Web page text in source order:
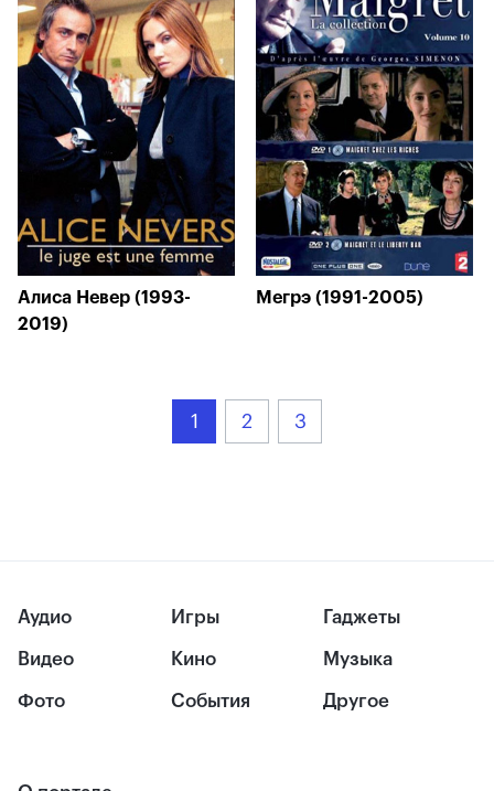
Алиса Невер (1993-
2019)
Мегрэ (1991-2005)
1 2 3
Аудио
Видео
Фото
Игры
Кино
События
Гаджеты
Музыка
Другое